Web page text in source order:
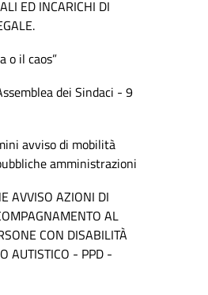
ED INCARICHI DI
o il caos”
dei Sindaci - 9
avviso di mobilità
amministrazioni
AVVISO AZIONI DI
AL
CON DISABILITÀ
AUTISTICO - PPD -